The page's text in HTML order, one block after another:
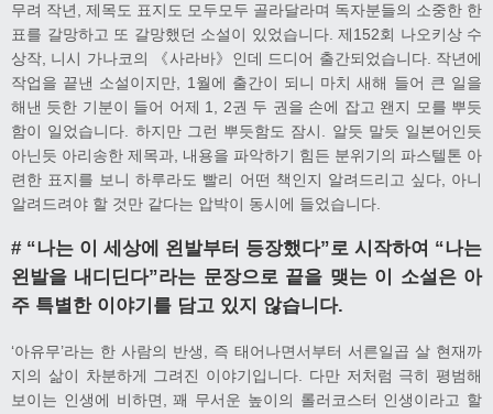
무려 작년, 제목도 표지도 모두모두 골라달라며 독자분들의 소중한 한
표를 갈망하고 또 갈망했던 소설이 있었습니다. 제152회 나오키상 수
상작, 니시 가나코의 《사라바》인데 드디어 출간되었습니다. 작년에
작업을 끝낸 소설이지만, 1월에 출간이 되니 마치 새해 들어 큰 일을
해낸 듯한 기분이 들어 어제 1, 2권 두 권을 손에 잡고 왠지 모를 뿌듯
함이 일었습니다. 하지만 그런 뿌듯함도 잠시. 알듯 말듯 일본어인듯
아닌듯 아리송한 제목과, 내용을 파악하기 힘든 분위기의 파스텔톤 아
련한 표지를 보니 하루라도 빨리 어떤 책인지 알려드리고 싶다, 아니
알려드려야 할 것만 같다는 압박이 동시에 들었습니다.
# “나는 이 세상에 왼발부터 등장했다”로 시작하여 “나는
왼발을 내디딘다”라는 문장으로 끝을 맺는 이 소설은 아
주 특별한 이야기를 담고 있지 않습니다.
‘아유무’라는 한 사람의 반생, 즉 태어나면서부터 서른일곱 살 현재까
지의 삶이 차분하게 그려진 이야기입니다. 다만 저처럼 극히 평범해
보이는 인생에 비하면, 꽤 무서운 높이의 롤러코스터 인생이라고 할